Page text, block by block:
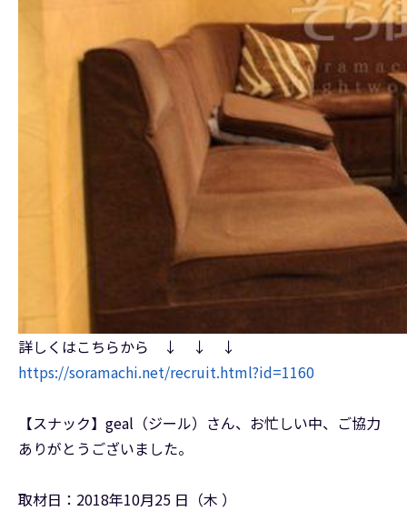
詳しくはこちらから ↓ ↓ ↓
https://soramachi.net/recruit.html?id=1160
【スナック】geal（ジール）さん、お忙しい中、ご協力
ありがとうございました。
取材日：2018年10月25 日（木 ）